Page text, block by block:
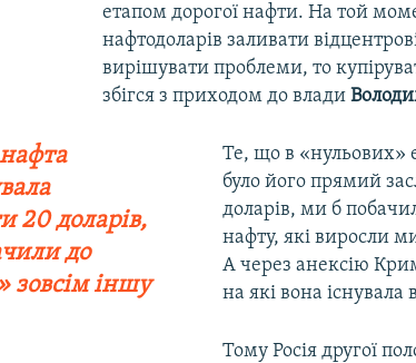
етапом дорогої нафти. На той
нафтодоларів заливати
вирішувати проблеми, то
збігся з приходом до влади
20 доларів,
до
зовсім іншу
Те, що в «нульових»
було його прямий
доларів, ми б
нафту, які виросли
А через анексію
на які вона існувала
Тому Росія другої